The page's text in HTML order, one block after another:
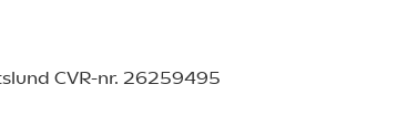
CVR-nr. 26259495